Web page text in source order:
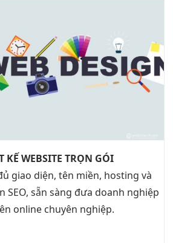
KẾ WEBSITE TRỌN GÓI
giao diện, tên miền, hosting và
SEO, sẵn sàng đưa doanh nghiệp
online chuyên nghiệp.